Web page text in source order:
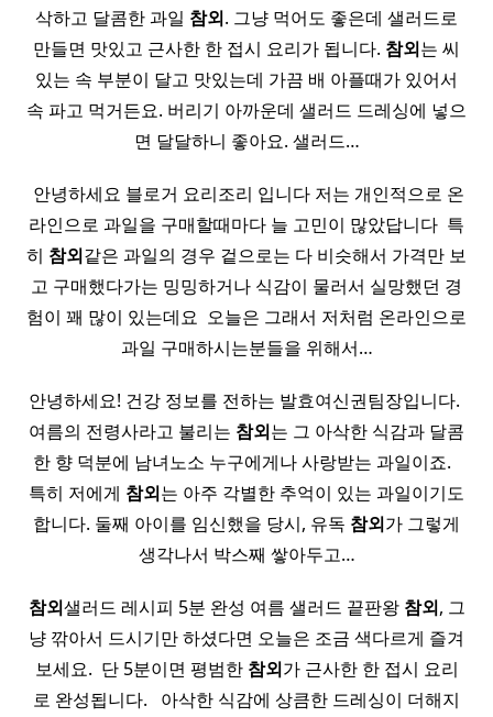
삭하고 달콤한 과일 참외. 그냥 먹어도 좋은데 샐러드로
만들면 맛있고 근사한 한 접시 요리가 됩니다. 참외는 씨
있는 속 부분이 달고 맛있는데 가끔 배 아플때가 있어서
속 파고 먹거든요. 버리기 아까운데 샐러드 드레싱에 넣으
면 달달하니 좋아요. 샐러드…
​ 안녕하세요 블로거 요리조리 입니다 저는 개인적으로 온
라인으로 과일을 구매할때마다 늘 고민이 많았답니다 ​ 특
히 참외같은 과일의 경우 겉으로는 다 비슷해서 가격만 보
고 구매했다가는 밍밍하거나 식감이 물러서 실망했던 경
험이 꽤 많이 있는데요 ​ 오늘은 그래서 저처럼 온라인으로
과일 구매하시는분들을 위해서…
안녕하세요! 건강 정보를 전하는 발효여신권팀장입니다. ​
여름의 전령사라고 불리는 참외는 그 아삭한 식감과 달콤
한 향 덕분에 남녀노소 누구에게나 사랑받는 과일이죠. ​ ​
특히 저에게 참외는 아주 각별한 추억이 있는 과일이기도
합니다. 둘째 아이를 임신했을 당시, 유독 참외가 그렇게
생각나서 박스째 쌓아두고…
참외샐러드 레시피 5분 완성 여름 샐러드 끝판왕 참외, 그
냥 깎아서 드시기만 하셨다면 오늘은 조금 색다르게 즐겨
보세요. ​ 단 5분이면 평범한 참외가 근사한 한 접시 요리
로 완성됩니다. ​ ​ 아삭한 식감에 상큼한 드레싱이 더해지